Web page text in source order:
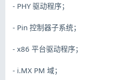
- PHY 驱动程序；
- Pin 控制器子系统；
- x86 平台驱动程序；
- i.MX PM 域；